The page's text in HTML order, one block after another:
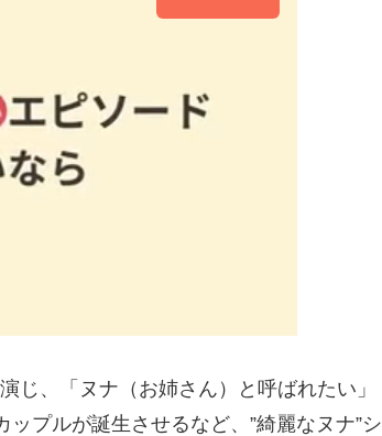
じ、「ヌナ（お姉さん）と呼ばれたい」
プルが誕生させるなど、”綺麗なヌナ”シ